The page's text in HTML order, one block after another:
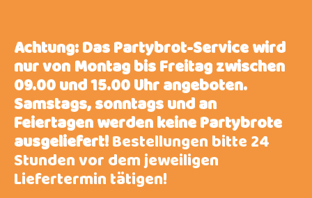
Achtung: Das Partybrot-Service wird
nur von Montag bis Freitag zwischen
09.00 und 15.00 Uhr angeboten.
Samstags, sonntags und an
Feiertagen werden keine Partybrote
ausgeliefert!Bestellungen bitte 24
Stunden vor dem jeweiligen
Liefertermin tätigen!